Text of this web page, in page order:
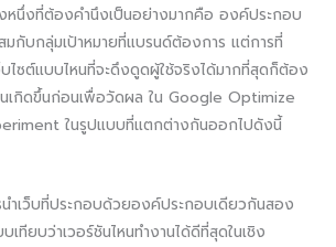
งหนึ่งที่ต้องคำนึงเป็นอย่างมากคือ องค์ประกอบ
สมกับกลุ่มเป้าหมายที่แบรนด์ต้องการ แต่การที่
บไซต์แบบไหนที่จะดึงดูดผู้ใช้จริงได้มากที่สุดก็ต้อง
เกิดขึ้นก่อนเพื่อวัดผล ใน Google Optimize
ในรูปแบบที่แตกต่างกันออกไปดังนี้
เว็บที่ประกอบด้วยองค์ประกอบเดียวกันสอง
เทียบว่าเวอร์ชันไหนทำงานได้ดีที่สุดในเชิง